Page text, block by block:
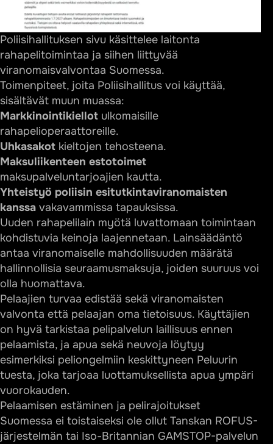
Poliisihallituksen sivu käsittelee laitonta
rahapelitoimintaa ja siihen liittyvää
viranomaisvalvontaa Suomessa.
Toimenpiteet, joita Poliisihallitus voi käyttää,
sisältävät muun muassa:
Markkinointikiellot ulkomaisille
rahapelioperaattoreille.
Uhkasakot kieltojen tehosteena.
Maksuliikenteen estotoimet
maksupalveluntarjoajien kautta.
Yhteistyö poliisin esitutkintaviranomaisten
kanssa vakavammissa tapauksissa.
Uuden rahapelilain myötä luvattomaan toimintaan
kohdistuvia keinoja laajennetaan. Lainsäädäntö
antaa viranomaiselle mahdollisuuden määrätä
hallinnollisia seuraamusmaksuja, joiden suuruus voi
olla huomattava.
Pelaajien turvaa edistää sekä viranomaisten
valvonta että pelaajan oma tietoisuus. Käyttäjien
on hyvä tarkistaa pelipalvelun laillisuus ennen
pelaamista, ja apua sekä neuvoja löytyy
esimerkiksi peliongelmiin keskittyneen Peluurin
tuesta, joka tarjoaa luottamuksellista apua ympäri
vuorokauden.
Pelaamisen estäminen ja pelirajoitukset
Suomessa ei toistaiseksi ole ollut Tanskan ROFUS-
järjestelmän tai Iso-Britannian GAMSTOP-palvelun